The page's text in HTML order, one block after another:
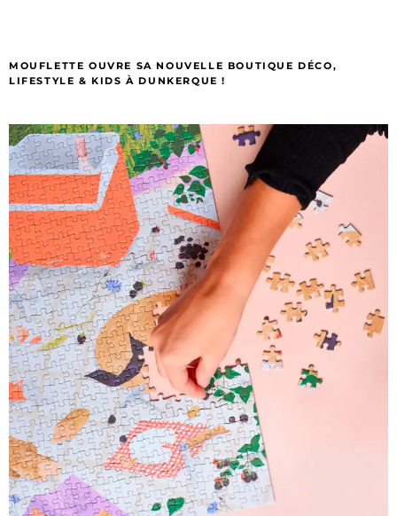
MOUFLETTE OUVRE SA NOUVELLE BOUTIQUE DÉCO,
LIFESTYLE & KIDS À DUNKERQUE !